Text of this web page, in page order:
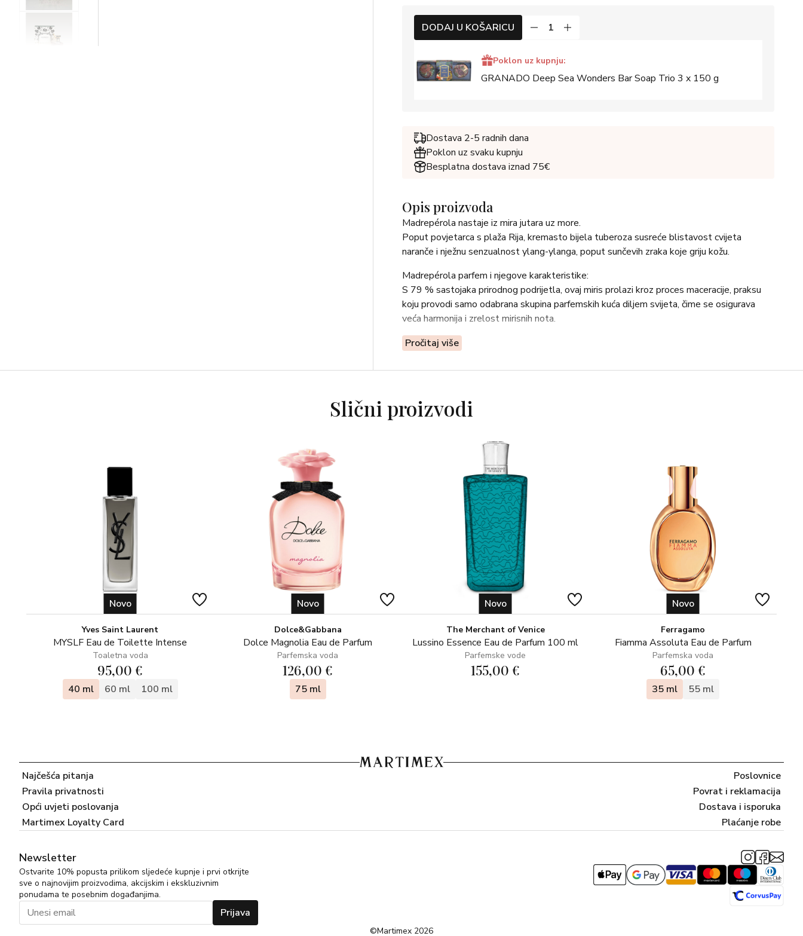
DODAJ U KOŠARICU
Poklon uz kupnju:
GRANADO Deep Sea Wonders Bar Soap Trio 3 x 150 g
Dostava 2-5 radnih dana
Poklon uz svaku kupnju
Besplatna dostava iznad 75€
Opis proizvoda
Madrepérola nastaje iz mira jutara uz more.
Poput povjetarca s plaža Rija, kremasto bijela tuberoza susreće blistavost cvijeta
naranče i nježnu senzualnost ylang-ylanga, poput sunčevih zraka koje griju kožu.
Madrepérola parfem i njegove karakteristike:
S 79 % sastojaka prirodnog podrijetla, ovaj miris prolazi kroz proces maceracije, praksu
koju provodi samo odabrana skupina parfemskih kuća diljem svijeta, čime se osigurava
veća harmonija i zrelost mirisnih nota.
Dizajn pakiranja prikazuje sastojke parfema utkane u raskošan uzorak inspiriran stilom Art
Metalni čep pretvara svaki detalj u izraz autentičnosti.
Gornje note: crni papar, olibanum (tamjan), limun
Bazne note: sandalovina, mošus, tonka
Pročitaj više
Slični proizvodi
Novo
Yves Saint Laurent
MYSLF Eau de Toilette Intense
Toaletna voda
95,00 €
40 ml 60 ml 100 ml
Novo
Dolce&Gabbana
Dolce Magnolia Eau de Parfum
Parfemska voda
126,00 €
75 ml
Novo
The Merchant of Venice
Lussino Essence Eau de Parfum 100 ml
Parfemske vode
155,00 €
Novo
Ferragamo
Fiamma Assoluta Eau de Parfum
Parfemska voda
65,00 €
35 ml 55 ml
Najčešća pitanja
Pravila privatnosti
Opći uvjeti poslovanja
Martimex Loyalty Card
Poslovnice
Povrat i reklamacija
Dostava i isporuka
Plaćanje robe
Newsletter
Ostvarite 10% popusta prilikom sljedeće kupnje i prvi otkrijte
sve o najnovijim proizvodima, akcijskim i ekskluzivnim
ponudama te posebnim događanjima.
Prijava
©Martimex 2026